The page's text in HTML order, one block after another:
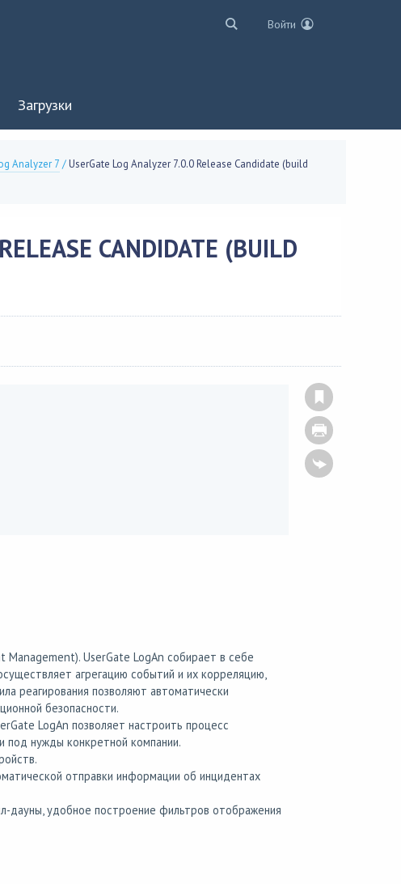
Войти
Загрузки
Analyzer 7 /UserGate Log Analyzer 7.0.0 Release Candidate (build
CANDIDATE (BUILD
UserGate LogAn собирает в себе
агрегацию событий и их корреляцию,
реагирования позволяют автоматически
безопасности.
LogAn позволяет настроить процесс
под нужды конкретной компании.
отправки информации об инцидентах
дауны, удобное построение фильтров отображения